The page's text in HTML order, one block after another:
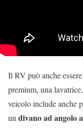
Il RV può anche
premium, una
veicolo include anche
undivano ad angolo